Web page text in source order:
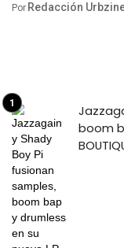
Por Redacción
boom